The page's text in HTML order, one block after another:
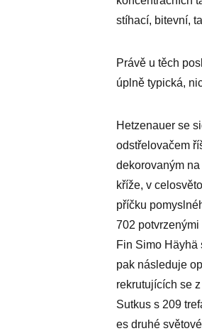
stíhací, bitevní,
Právě u těch
úplně typická,
Hetzenauer se
odstřelovačem
dekorovaným
kříže, v
příčku
702
Fin Simo Häyhä
pak následuje
rekrutujících se
Sutkus s 209
es druhé